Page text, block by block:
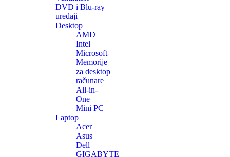
DVD i Blu-ray
uređaji
Desktop
AMD
Intel
Microsoft
Memorije
za desktop
računare
All-in-
One
Mini PC
Laptop
Acer
Asus
Dell
GIGABYTE